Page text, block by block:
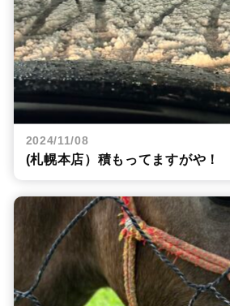
2024/11/08
(札幌本店）積もってますがや！